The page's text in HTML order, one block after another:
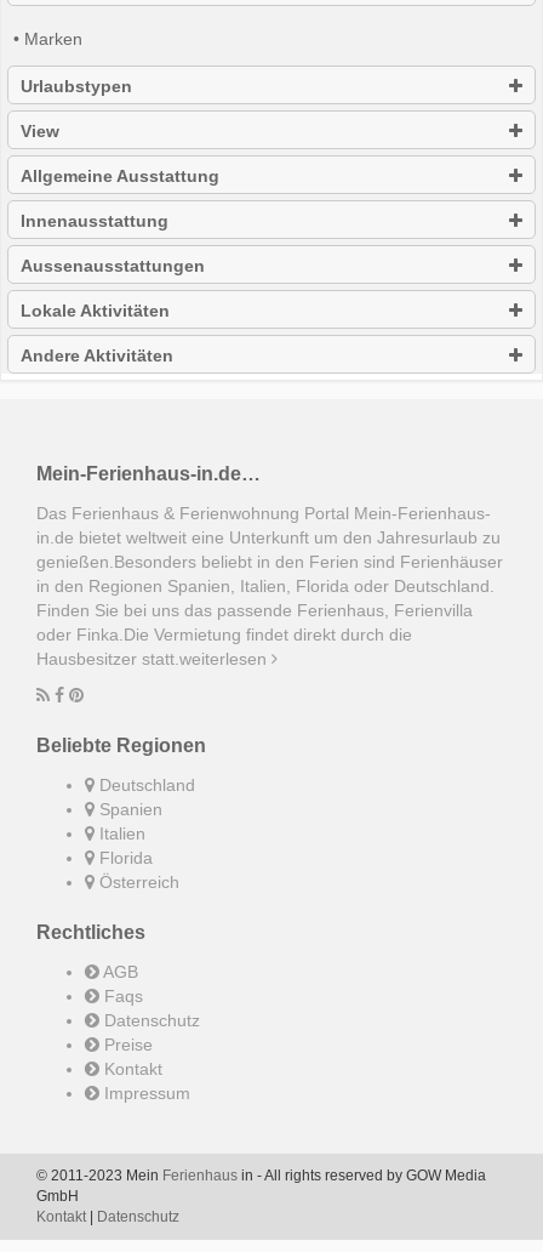
• Marken
Urlaubstypen
View
Allgemeine Ausstattung
Innenausstattung
Aussenausstattungen
Lokale Aktivitäten
Andere Aktivitäten
Mein-Ferienhaus-in.de…
Das Ferienhaus & Ferienwohnung Portal Mein-Ferienhaus-
in.de bietet weltweit eine Unterkunft um den Jahresurlaub zu
genießen.Besonders beliebt in den Ferien sind Ferienhäuser
in den Regionen Spanien, Italien, Florida oder Deutschland.
Finden Sie bei uns das passende Ferienhaus, Ferienvilla
oder Finka.Die Vermietung findet direkt durch die
Hausbesitzer statt. weiterlesen
Beliebte Regionen
Deutschland
Spanien
Italien
Florida
Österreich
Rechtliches
AGB
Faqs
Datenschutz
Preise
Kontakt
Impressum
© 2011-2023 Mein Ferienhaus in - All rights reserved by GOW Media
GmbH
Kontakt| Datenschutz